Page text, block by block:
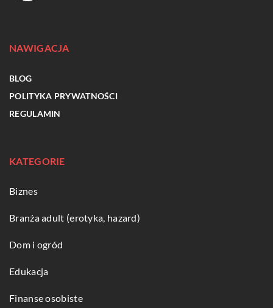
NAWIGACJA
BLOG
POLITYKA PRYWATNOŚCI
REGULAMIN
KATEGORIE
Biznes
Branża adult (erotyka, hazard)
Dom i ogród
Edukacja
Finanse osobiste